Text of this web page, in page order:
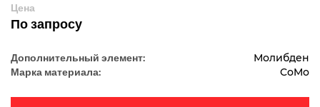
Цена
По запросу
Дополнительный элемент: Молибден
Марка материала: CoMo